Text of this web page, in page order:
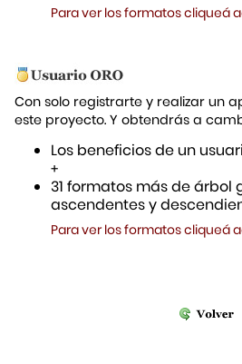
Para ver los formatos cliqueá
Con solo registrarte y realizar un
este proyecto. Y obtendrás a
Los beneficios de un
+
31 formatos más de árbol
ascendentes y
Para ver los formatos cliqueá